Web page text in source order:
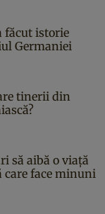
făcut istorie
Germaniei
tinerii din
să aibă o viață
care face minuni